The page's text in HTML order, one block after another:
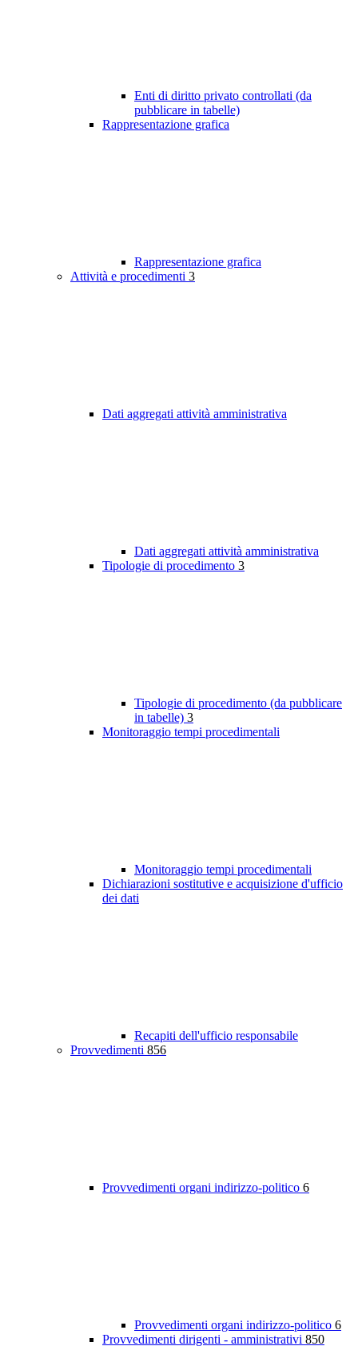
Enti di diritto privato controllati (da
pubblicare in tabelle)
Rappresentazione grafica
Rappresentazione grafica
Attività e procedimenti 3
Dati aggregati attività amministrativa
Dati aggregati attività amministrativa
Tipologie di procedimento 3
Tipologie di procedimento (da pubblicare
in tabelle) 3
Monitoraggio tempi procedimentali
Monitoraggio tempi procedimentali
Dichiarazioni sostitutive e acquisizione d'ufficio
dei dati
Recapiti dell'ufficio responsabile
Provvedimenti 856
Provvedimenti organi indirizzo-politico 6
Provvedimenti organi indirizzo-politico 6
Provvedimenti dirigenti - amministrativi 850